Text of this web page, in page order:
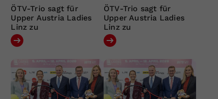
ÖTV-Trio sagt für
Upper Austria Ladies
Linz zu
ÖTV-Trio sagt für
Upper Austria Ladies
Linz zu